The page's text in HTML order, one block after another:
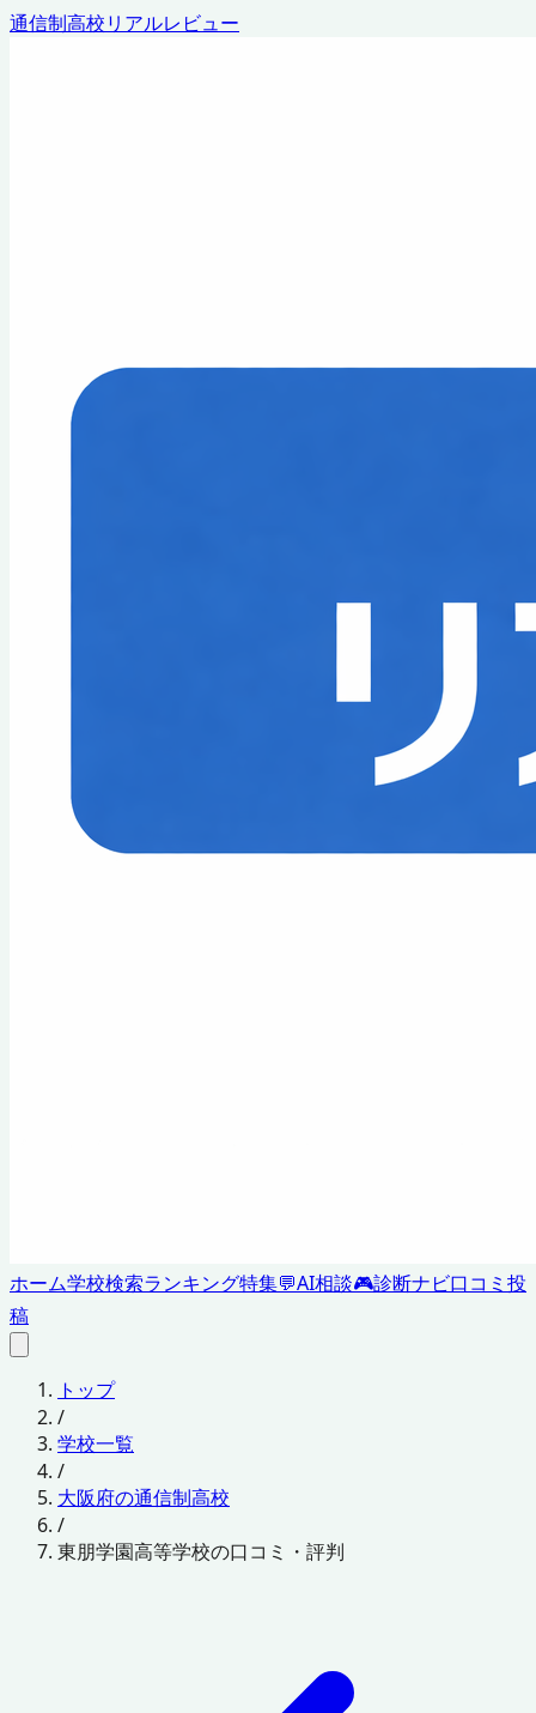
通信制高校リアルレビュー
ホーム学校検索ランキング特集💬AI相談🎮診断ナビ口コミ投
稿
トップ
/
学校一覧
/
大阪府の通信制高校
/
東朋学園高等学校の口コミ・評判